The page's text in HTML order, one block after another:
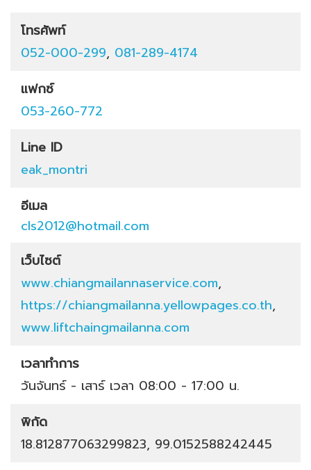
โทรศัพท์
052-000-299, 081-289-4174
แฟกซ์
053-260-772
Line ID
eak_montri
อีเมล
cls2012@hotmail.com
เว็บไซต์
www.chiangmailannaservice.com,
https://chiangmailanna.yellowpages.co.th,
www.liftchaingmailanna.com
เวลาทำการ
วันจันทร์ - เสาร์ เวลา 08:00 - 17:00 น.
พิกัด
18.812877063299823, 99.0152588242445